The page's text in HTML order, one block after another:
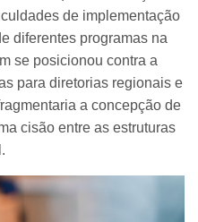
de implementação
diferentes programas na
se posicionou contra a
para diretorias regionais e
a concepção de
cisão entre as estruturas